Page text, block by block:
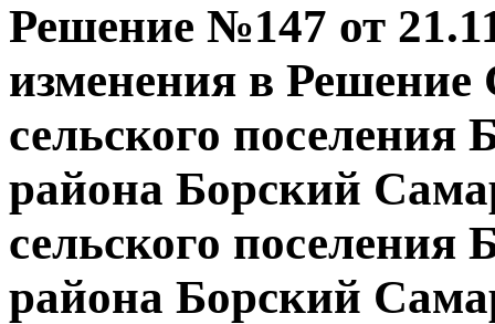
Решение №147 от
изменения в Решение
сельского поселения
района Борский
сельского поселения
района Борский